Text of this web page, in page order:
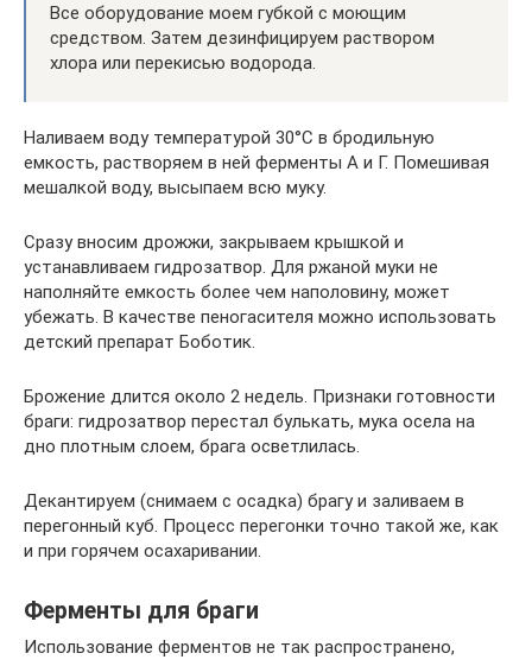
Все оборудование моем губкой с моющим
средством. Затем дезинфицируем раствором
хлора или перекисью водорода.
Наливаем воду температурой 30°С в бродильную
емкость, растворяем в ней ферменты А и Г. Помешивая
мешалкой воду, высыпаем всю муку.
Сразу вносим дрожжи, закрываем крышкой и
устанавливаем гидрозатвор. Для ржаной муки не
наполняйте емкость более чем наполовину, может
убежать. В качестве пеногасителя можно использовать
детский препарат Боботик.
Брожение длится около 2 недель. Признаки готовности
браги: гидрозатвор перестал булькать, мука осела на
дно плотным слоем, брага осветлилась.
Декантируем (снимаем с осадка) брагу и заливаем в
перегонный куб. Процесс перегонки точно такой же, как
и при горячем осахаривании.
Ферменты для браги
Использование ферментов не так распространено,